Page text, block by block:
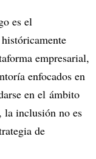
es el
empresarial,
enfocados en
en el ámbito
inclusión no es
de